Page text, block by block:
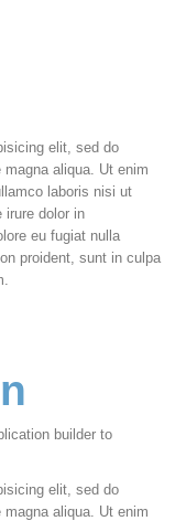
elit, sed do
aliqua. Ut enim
laboris nisi ut
irure dolor in
eu fugiat nulla
proident, sunt in culpa
elit, sed do
aliqua. Ut enim